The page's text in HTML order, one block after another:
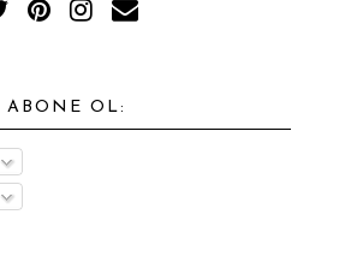
ABONE OL: